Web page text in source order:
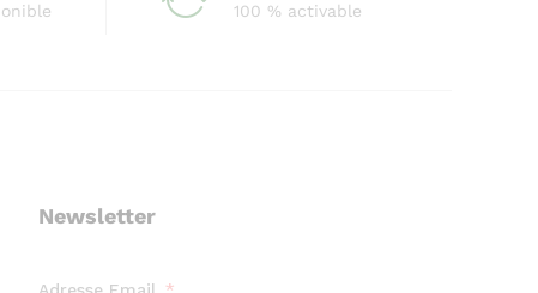
100 % activable
Newsletter